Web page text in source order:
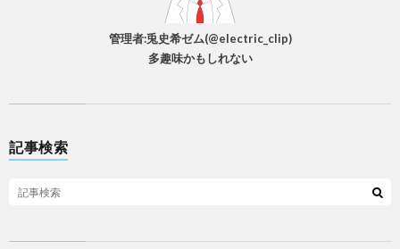
管理者:兎史希ゼム(@electric_clip)
多趣味かもしれない
記事検索